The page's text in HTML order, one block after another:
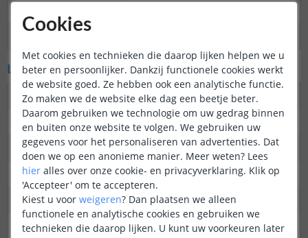
LED's en licht
Aantal LED's p/m
600
Type LED
COB
Merk LED
SanAn
Stralingshoek
180 graden
Kleur
Warm wit
Kleurtemperatuur
2700K
Cookies
Met cookies en technieken die daarop lijken helpen we u
beter en persoonlijker. Dankzij functionele cookies werkt
de website goed. Ze hebben ook een analytische functie.
Zo maken we de website elke dag een beetje beter.
Daarom gebruiken we technologie om uw gedrag binnen
en buiten onze website te volgen. We gebruiken uw
gegevens voor het personaliseren van advertenties. Dat
doen we op een anonieme manier. Meer weten? Lees
hier alles over onze cookie- en privacyverklaring. Klik op
'Accepteer' om te accepteren.
Kiest u voor weigeren? Dan plaatsen we alleen
functionele en analytische cookies en gebruiken we
technieken die daarop lijken. U kunt uw voorkeuren later